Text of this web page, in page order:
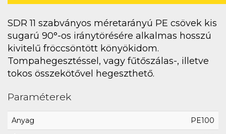
SDR 11 szabványos méretarányú PE csövek kis
sugarú 90°-os iránytörésére alkalmas hosszú
kivitelű fröccsöntött könyökidom.
Tompahegesztéssel, vagy fűtőszálas-, illetve
tokos összekötővel hegeszthető.
Paraméterek
Anyag PE100